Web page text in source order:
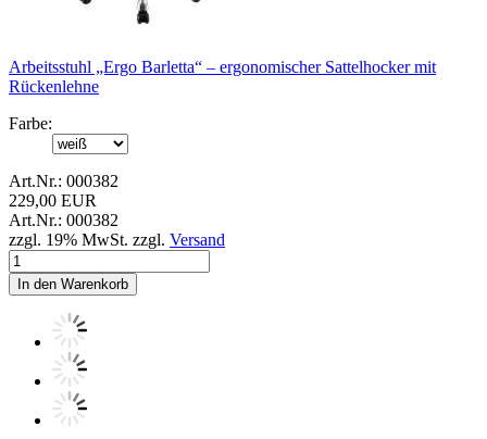
Arbeitsstuhl „Ergo Barletta“ – ergonomischer Sattelhocker mit
Rückenlehne
Farbe:
Art.Nr.: 000382
229,00 EUR
Art.Nr.: 000382
zzgl. 19% MwSt. zzgl. Versand
In den Warenkorb